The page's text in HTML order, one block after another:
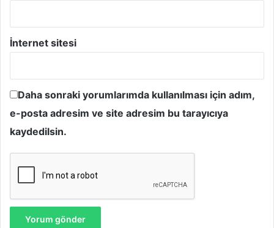
İnternet sitesi
Daha sonraki yorumlarımda kullanılması için adım,
e-posta adresim ve site adresim bu tarayıcıya
kaydedilsin.